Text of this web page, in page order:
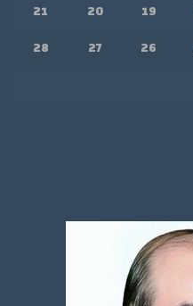
19
20
21
26
27
28